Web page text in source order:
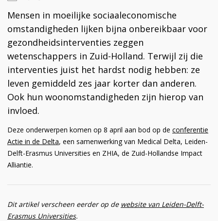
Mensen in moeilijke sociaaleconomische
omstandigheden lijken bijna onbereikbaar voor
gezondheidsinterventies zeggen
wetenschappers in Zuid-Holland. Terwijl zij die
interventies juist het hardst nodig hebben: ze
leven gemiddeld zes jaar korter dan anderen.
Ook hun woonomstandigheden zijn hierop van
invloed.
Deze onderwerpen komen op 8 april aan bod op de conferentie
Actie in de Delta, een samenwerking van Medical Delta, Leiden-
Delft-Erasmus Universities en ZHIA, de Zuid-Hollandse Impact
Alliantie.
Dit artikel verscheen eerder op de website van Leiden-Delft-
Erasmus Universities.